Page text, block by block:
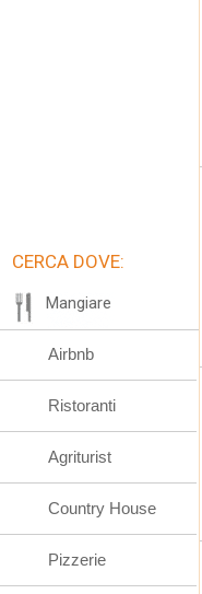
CERCA DOVE:
Mangiare
Airbnb
Ristoranti
Agriturist
Country House
Pizzerie